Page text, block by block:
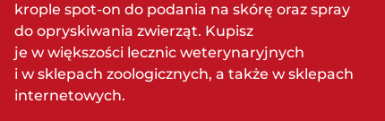
krople spot-on do podania na skórę oraz spray
do opryskiwania zwierząt. Kupisz
je w większości lecznic weterynaryjnych
i w sklepach zoologicznych, a także w sklepach
internetowych.